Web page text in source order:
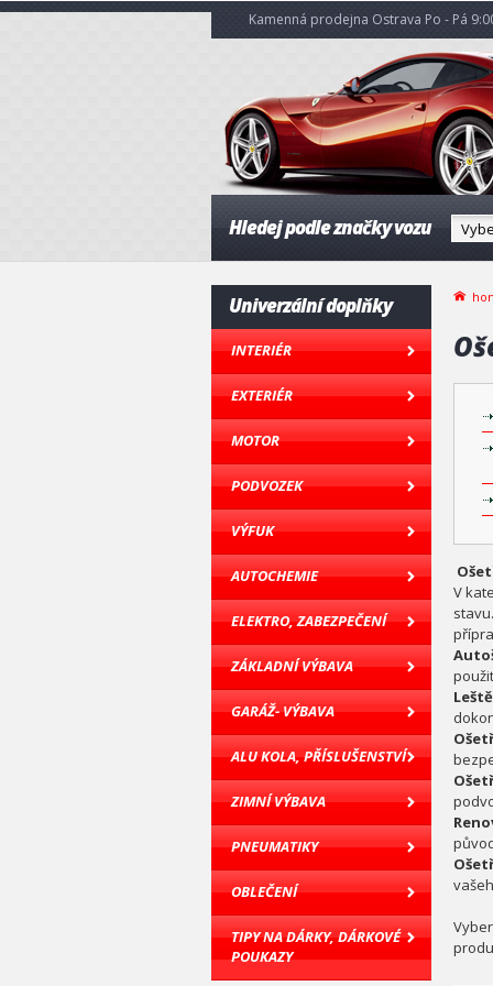
Kamenná prodejna Ostrava Po - Pá
Hledej podle značky vozu
Univerzální doplňky
INTERIÉR
EXTERIÉR
MOTOR
PODVOZEK
VÝFUK
AUTOCHEMIE
ELEKTRO, ZABEZPEČENÍ
ZÁKLADNÍ VÝBAVA
GARÁŽ- VÝBAVA
ALU KOLA, PŘÍSLUŠENSTVÍ
ZIMNÍ VÝBAVA
PNEUMATIKY
OBLEČENÍ
TIPY NA DÁRKY, DÁRKOVÉ
POUKAZY
V